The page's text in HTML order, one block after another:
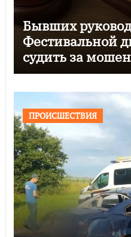
Бывших
Фестивальной
судить за
ПРОИСШЕСТВИЯ